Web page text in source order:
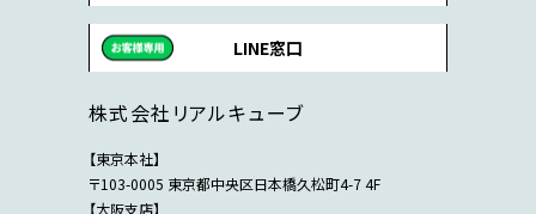
LINE窓口
株式会社リアルキューブ
【東京本社】
〒103-0005 東京都中央区日本橋久松町4-7 4F
【大阪支店】